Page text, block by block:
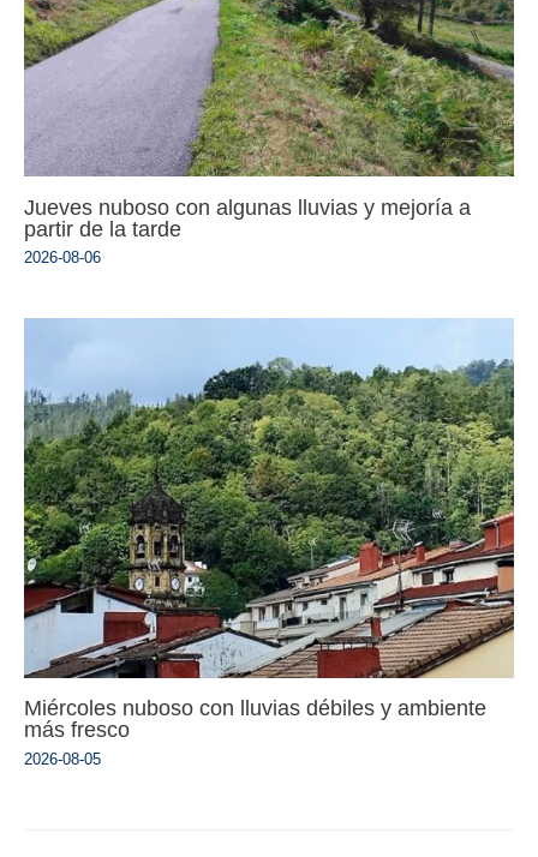
Jueves nuboso con algunas lluvias y mejoría a
partir de la tarde
2026-08-06
Miércoles nuboso con lluvias débiles y ambiente
más fresco
2026-08-05